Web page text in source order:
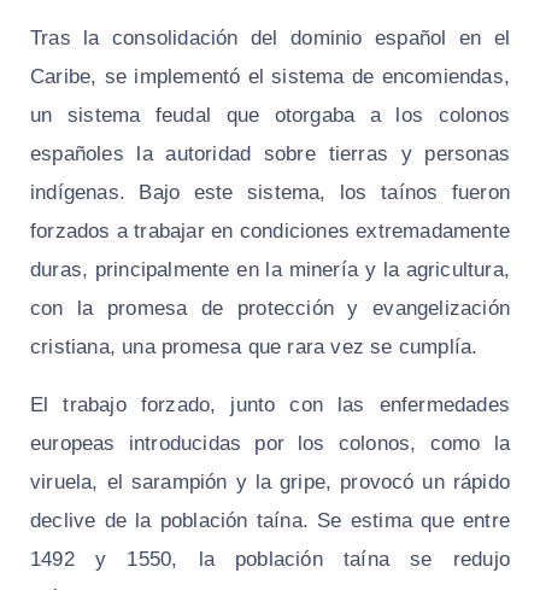
Tras la consolidación del dominio español en el
Caribe, se implementó el sistema de encomiendas,
un sistema feudal que otorgaba a los colonos
españoles la autoridad sobre tierras y personas
indígenas. Bajo este sistema, los taínos fueron
forzados a trabajar en condiciones extremadamente
duras, principalmente en la minería y la agricultura,
con la promesa de protección y evangelización
cristiana, una promesa que rara vez se cumplía.
El trabajo forzado, junto con las enfermedades
europeas introducidas por los colonos, como la
viruela, el sarampión y la gripe, provocó un rápido
declive de la población taína. Se estima que entre
1492 y 1550, la población taína se redujo